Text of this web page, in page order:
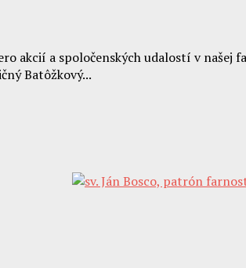
akcií a spoločenských udalostí v našej
Batôžkový...